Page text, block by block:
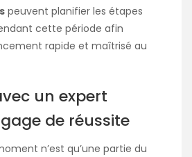
peuvent planifier les étapes
cette période afin
rapide et maîtrisé au
un expert
de réussite
n’est qu’une partie du